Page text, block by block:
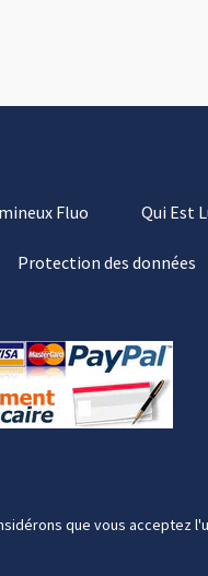
Fluo Qui Est
Protection des données
que vous acceptez